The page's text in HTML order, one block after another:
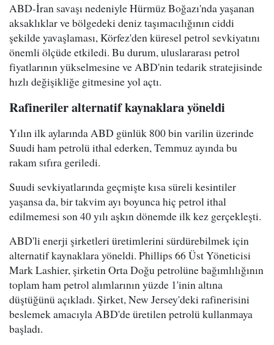
ABD-İran savaşı nedeniyle Hürmüz Boğazı'nda yaşanan
aksaklıklar ve bölgedeki deniz taşımacılığının ciddi
şekilde yavaşlaması, Körfez'den küresel petrol sevkiyatını
önemli ölçüde etkiledi. Bu durum, uluslararası petrol
fiyatlarının yükselmesine ve ABD'nin tedarik stratejisinde
hızlı değişikliğe gitmesine yol açtı.
Rafineriler alternatif kaynaklara yöneldi
Yılın ilk aylarında ABD günlük 800 bin varilin üzerinde
Suudi ham petrolü ithal ederken, Temmuz ayında bu
rakam sıfıra geriledi.
Suudi sevkiyatlarında geçmişte kısa süreli kesintiler
yaşansa da, bir takvim ayı boyunca hiç petrol ithal
edilmemesi son 40 yılı aşkın dönemde ilk kez gerçekleşti.
ABD'li enerji şirketleri üretimlerini sürdürebilmek için
alternatif kaynaklara yöneldi. Phillips 66 Üst Yöneticisi
Mark Lashier, şirketin Orta Doğu petrolüne bağımlılığının
toplam ham petrol alımlarının yüzde 1'inin altına
düştüğünü açıkladı. Şirket, New Jersey'deki rafinerisini
beslemek amacıyla ABD'de üretilen petrolü kullanmaya
başladı.